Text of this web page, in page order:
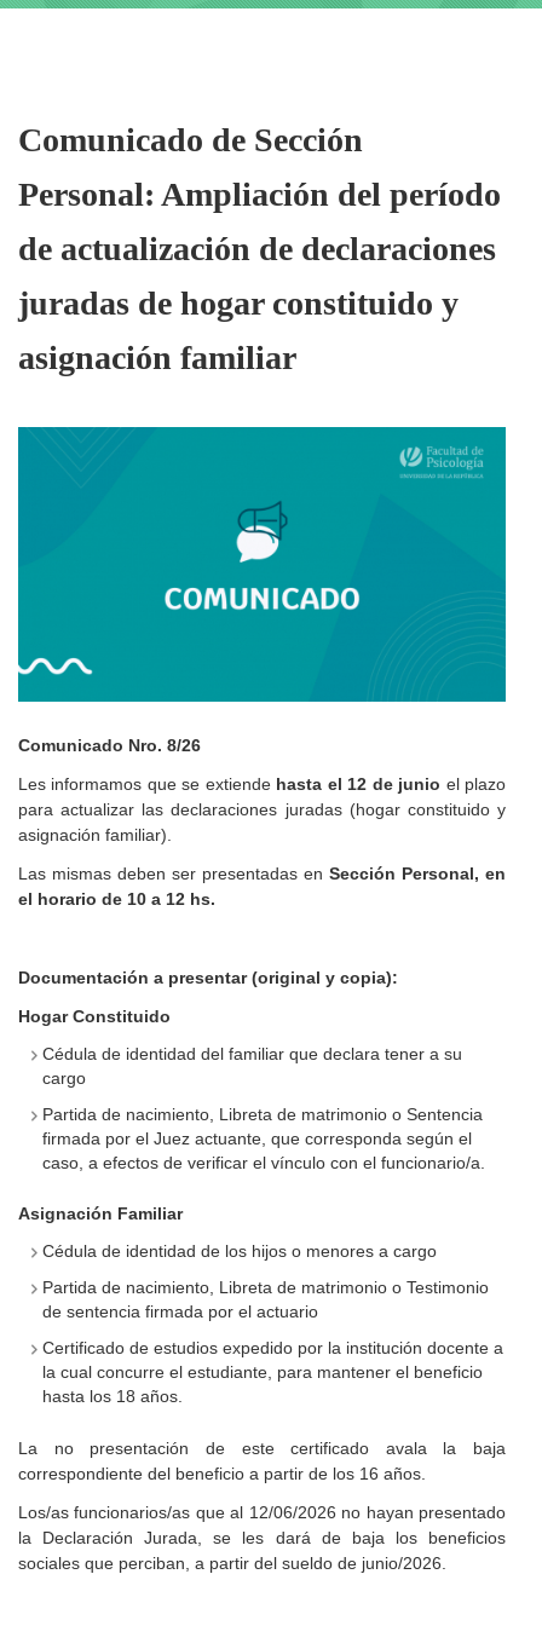
Comunicado de Sección
Personal: Ampliación del período
de actualización de declaraciones
juradas de hogar constituido y
asignación familiar
Cuerpo
Comunicado Nro. 8/26
Les informamos que se extiende hasta el 12 de junio el plazo
para actualizar las declaraciones juradas (hogar constituido y
asignación familiar).
Las mismas deben ser presentadas en Sección Personal, en
el horario de 10 a 12 hs.
Documentación a presentar (original y copia):
Hogar Constituido
Cédula de identidad del familiar que declara tener a su
cargo
Partida de nacimiento, Libreta de matrimonio o Sentencia
firmada por el Juez actuante, que corresponda según el
caso, a efectos de verificar el vínculo con el funcionario/a.
Asignación Familiar
Cédula de identidad de los hijos o menores a cargo
Partida de nacimiento, Libreta de matrimonio o Testimonio
de sentencia firmada por el actuario
Certificado de estudios expedido por la institución docente a
la cual concurre el estudiante, para mantener el beneficio
hasta los 18 años.
La no presentación de este certificado avala la baja
correspondiente del beneficio a partir de los 16 años.
Los/as funcionarios/as que al 12/06/2026 no hayan presentado
la Declaración Jurada, se les dará de baja los beneficios
sociales que perciban, a partir del sueldo de junio/2026.